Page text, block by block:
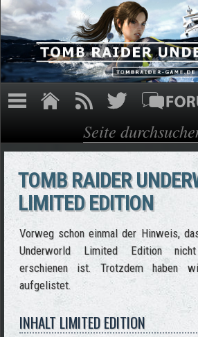
Direkt zum Inhalt
Suchformular
Suche
TOMB RAIDER
LIMITED EDITION
Vorweg schon einmal der Hinweis,
Underworld Limited Edition
erschienen ist. Trotzdem haben
aufgelistet.
INHALT LIMITED EDITION